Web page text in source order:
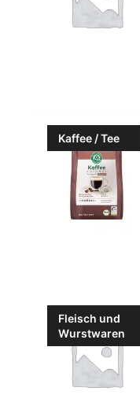
Kaffee / Tee
Fleisch und
Wurstwaren